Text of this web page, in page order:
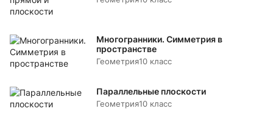
Многогранники. Симметрия в
пространстве
Геометрия10 класс
Параллельные плоскости
Геометрия10 класс